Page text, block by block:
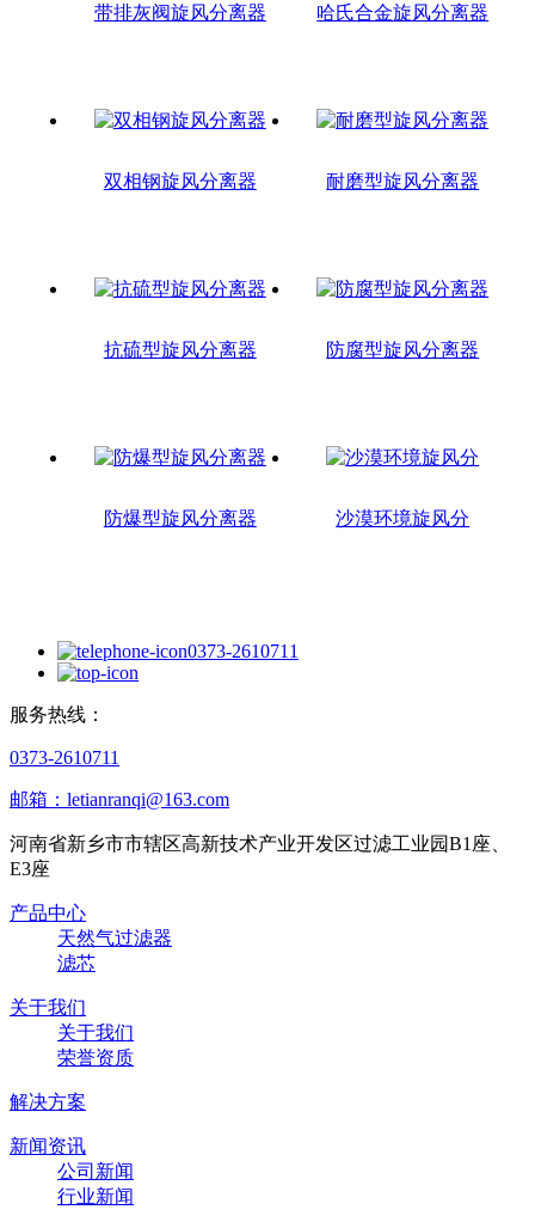
带排灰阀旋风分离器 哈氏合金旋风分离器
双相钢旋风分离器 耐磨型旋风分离器
抗硫型旋风分离器 防腐型旋风分离器
防爆型旋风分离器 沙漠环境旋风分
0373-2610711
服务热线：
0373-2610711
邮箱：letianranqi@163.com
河南省新乡市市辖区高新技术产业开发区过滤工业园B1座、
E3座
产品中心
天然气过滤器
滤芯
关于我们
关于我们
荣誉资质
解决方案
新闻资讯
公司新闻
行业新闻